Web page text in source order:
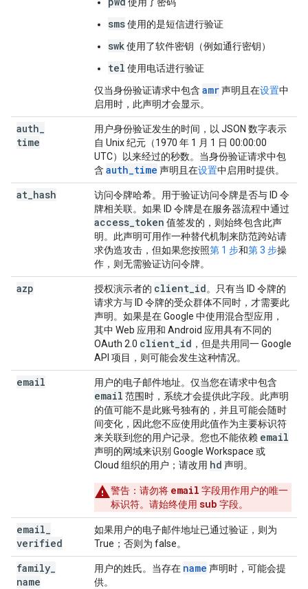
sms使用的是短信进行验证
swk使用了软件密钥（例如通行密钥）
tel 使用电话进行验证
仅当身份验证请求中包含 amr声明且在设置中
启用时，此声明才会显示。
auth
time
用户身份验证发生的时间，以 JSON 数字表示
自 Unix 纪元（1970 年 1 月 1 日 00:00:00
UTC）以来经过的秒数。当身份验证请求中包
含 auth_time 声明且在设置中启用时提供。
at hash
访问令牌哈希。用于验证访问令牌是否与 ID 令
牌相关联。如果 ID 令牌是在服务器流程中通过
access token 值签发的，则始终包含此声
明。此声明可用作一种替代机制来防范跨站请
求伪造攻击，但如果您按照第 1 步和第 3 步操
作，则无需验证访问令牌。
azp 授权演示者的 client id。只有当 ID 令牌的
请求方与 ID 令牌的受众群体不同时，才需要此
声明。如果是在 Google 中使用混合型应用，
其中 Web 应用和 Android 应用具有不同的
OAuth 2.0 client id ，但是共用同一 Google
API 项目，则可能会发生这种情况。
email 用户的电子邮件地址。仅当您在请求中包含
email 范围时，系统才会提供此字段。此声明
的值可能不是此账号独有的，并且可能会随时
间变化，因此您不应使用此值作为主要标识符
来关联到您的用户记录。您也不能依赖 email
声明的网域来识别 Google Workspace 或
Cloud 组织的用户；请改用 hd 声明。
警告 ：请勿将 email 字段用作用户的唯一
标识符。请始终使用 sub 字段。
email
verified
如果用户的电子邮件地址已通过验证，则为
True；否则为 false。
family
name
用户的姓氏。当存在 name 声明时，可能会提
供。